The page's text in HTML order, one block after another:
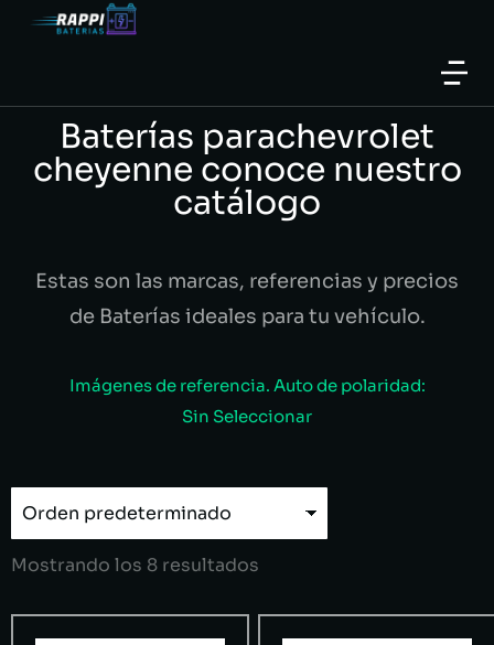
Baterías parachevrolet
cheyenne conoce nuestro
catálogo
Estas son las marcas, referencias y precios
de Baterías ideales para tu vehículo.
Imágenes de referencia. Auto de polaridad:
Sin Seleccionar
Mostrando los 8 resultados